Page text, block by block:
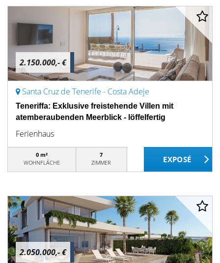
2.150.000,- €
Santa Cruz de Tenerife - Costa Adeje
Teneriffa: Exklusive freistehende Villen mit
atemberaubenden Meerblick - löffelfertig
Ferienhaus
0 m²
WOHNFLÄCHE
7
ZIMMER
2.050.000,- €